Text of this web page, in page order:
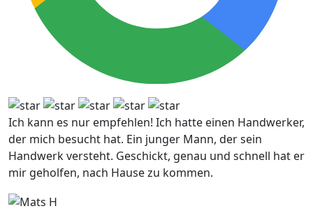
Ich kann es nur empfehlen! Ich hatte einen Handwerker,
der mich besucht hat. Ein junger Mann, der sein
Handwerk versteht. Geschickt, genau und schnell hat er
mir geholfen, nach Hause zu kommen.